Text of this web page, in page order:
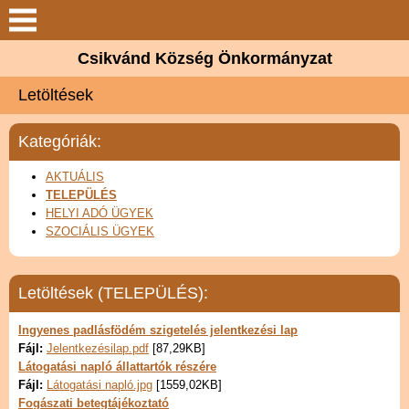
Keresés
Csikvánd
Elérhetőségek
Önkormányzat
Látnivalók
Választási információk
Letöltések
Csikvánd Község Önkormányzat
Letöltések
Kategóriák:
AKTUÁLIS
TELEPÜLÉS
HELYI ADÓ ÜGYEK
SZOCIÁLIS ÜGYEK
Letöltések (TELEPÜLÉS):
Ingyenes padlásfödém szigetelés jelentkezési lap
Fájl: Jelentkezésilap.pdf [87,29KB]
Látogatási napló állattartók részére
Fájl: Látogatási napló.jpg [1559,02KB]
Fogászati betegtájékoztató